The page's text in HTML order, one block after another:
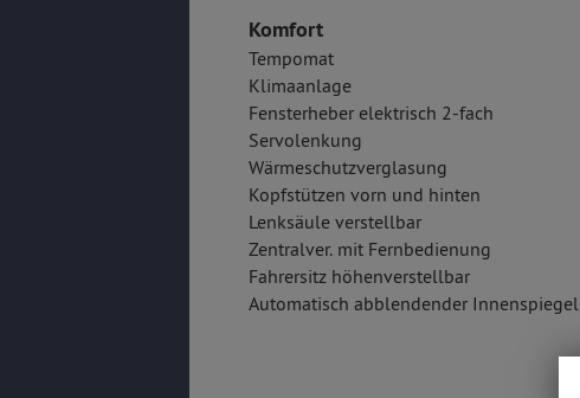
Komfort
Tempomat
Klimaanlage
Fensterheber elektrisch 2-fach
Servolenkung
Wärmeschutzverglasung
Kopfstützen vorn und hinten
Lenksäule verstellbar
Zentralver. mit Fernbedienung
Fahrersitz höhenverstellbar
Automatisch abblendender Innenspiegel